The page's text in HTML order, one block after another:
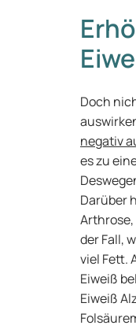
Doch
negativ
es zu
Darüber
der Fall,
viel Fett.
Eiweiß
Eiweiß